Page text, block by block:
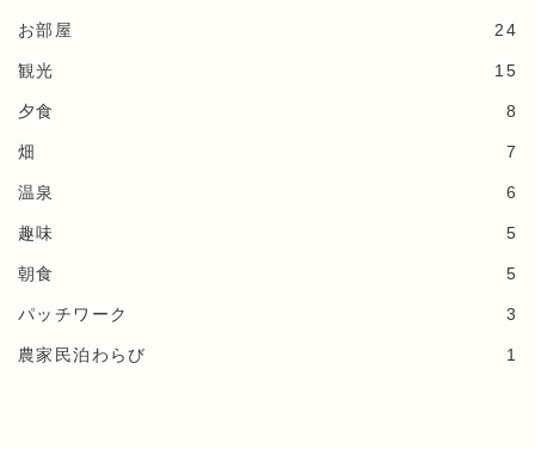
お部屋 24
観光 15
夕食 8
畑 7
温泉 6
趣味 5
朝食 5
パッチワーク 3
農家民泊わらび 1